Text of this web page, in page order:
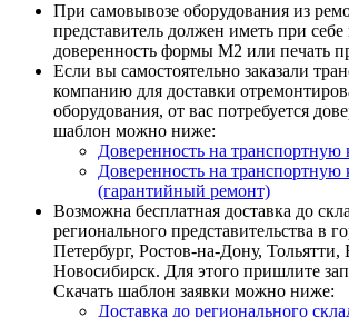
При самовывозе оборудования из
представитель должен иметь при себе
доверенность формы М2 или печать
Если вы самостоятельно заказали
компанию для доставки
оборудования, от вас потребуется
шаблон можно ниже:
Доверенность на
Доверенность на
(гарантийный ремонт)
Возможна бесплатная доставка до
регионального представительства в
Петербург, Ростов-на-Дону, Тольятти,
Новосибирск. Для этого пришлите
Скачать шаблон заявки можно ниже:
Доставка до регионального